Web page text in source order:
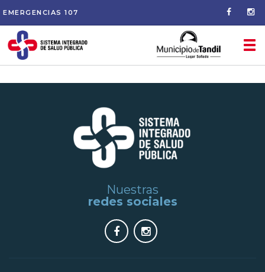
EMERGENCIAS 107
Nuestras
redes sociales